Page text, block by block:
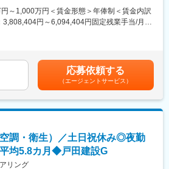
成果は固定給の昇格、賞与、インセンティブ
フィスソリューションと不動産事業を展開。
い物件の商品化力と、全国の金融機関との取
員を計画する成長期に、成果を正当に評価す
定める業務
知っていただきたいのが、当社のM&Aアドバ
す
独立系M&A会社として、利害関係に縛られな
イアントファーストな提案を行います。上場
、全国に拠点を拡大中です
一気通貫で担当するため、高い営業力だけ
事業戦略の知識も身につきます
拓・アポイント取得（3割）
～1,000万円＜賃金形態＞年俸制＜賃金内訳
3,808,404円～6,094,404円固定残業手当/月：
果連動のインセンティブ＋月のアポイント獲
ンティブ有■モデル年収入社2年6か月31歳：
年10か月30歳：1000～1500万入社6か月31
社1年6か月29歳：600～800万※営業社員平均
も目安の金額であり、選考を通じて上下す
応募依頼する
（エージェントサービス）
空調・衛生）／土日祝休み◎夜勤
均5.8カ月◆戸田建設G
リング